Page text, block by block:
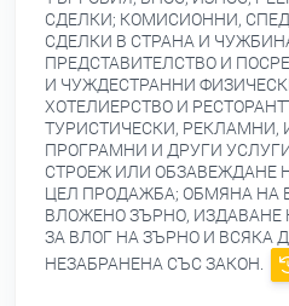
СДЕЛКИ; КОМИСИОННИ,
СДЕЛКИ В СТРАНА И
ПРЕДСТАВИТЕЛСТВО И
И ЧУЖДЕСТРАННИ
ХОТЕЛИЕРСТВО И
ТУРИСТИЧЕСКИ,
ПРОГРАМНИ И ДРУГИ
СТРОЕЖ ИЛИ
ЦЕЛ ПРОДАЖБА; ОБМЯНА НА
ВЛОЖЕНО ЗЪРНО, ИЗДАВАНЕ
ЗА ВЛОГ НА ЗЪРНО И ВСЯКА
НЕЗАБРАНЕНА СЪС ЗАКОН.